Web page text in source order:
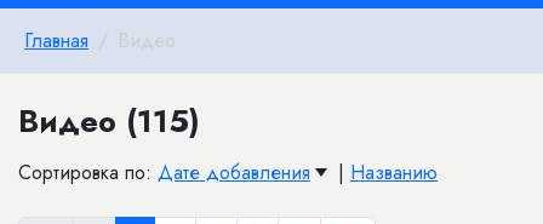
Главная Видео
Видео (115)
Сортировка по: Дате добавления | Названию